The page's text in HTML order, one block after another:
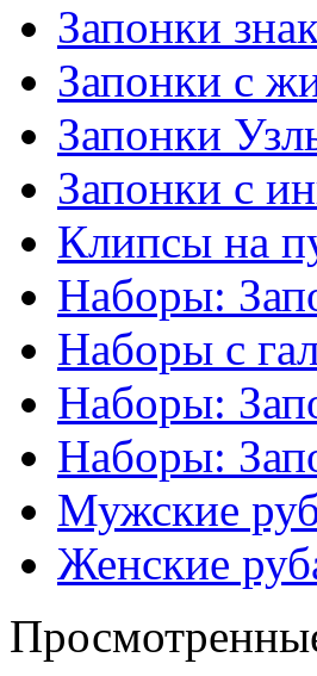
Запонки
Запонки с
Запонки
Запонки с
Клипсы на
Наборы:
Наборы с
Наборы:
Наборы:
Мужские
Женские